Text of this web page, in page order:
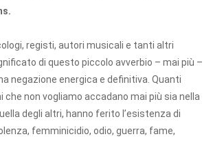
registi, autori musicali e tanti altri
di questo piccolo avverbio – mai più –
negazione energica e definitiva. Quanti
non vogliamo accadano mai più sia nella
degli altri, hanno ferito l’esistenza di
femminicidio, odio, guerra, fame,